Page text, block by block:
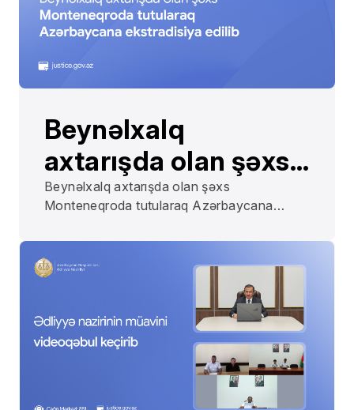
Beynəlxalq
axtarışda olan şəxs
Monteneqroda
Azərbaycana
ekstradisiya edilib
Beynəlxalq axtarışda olan şəxs
Monteneqroda tutularaq Azərbaycana